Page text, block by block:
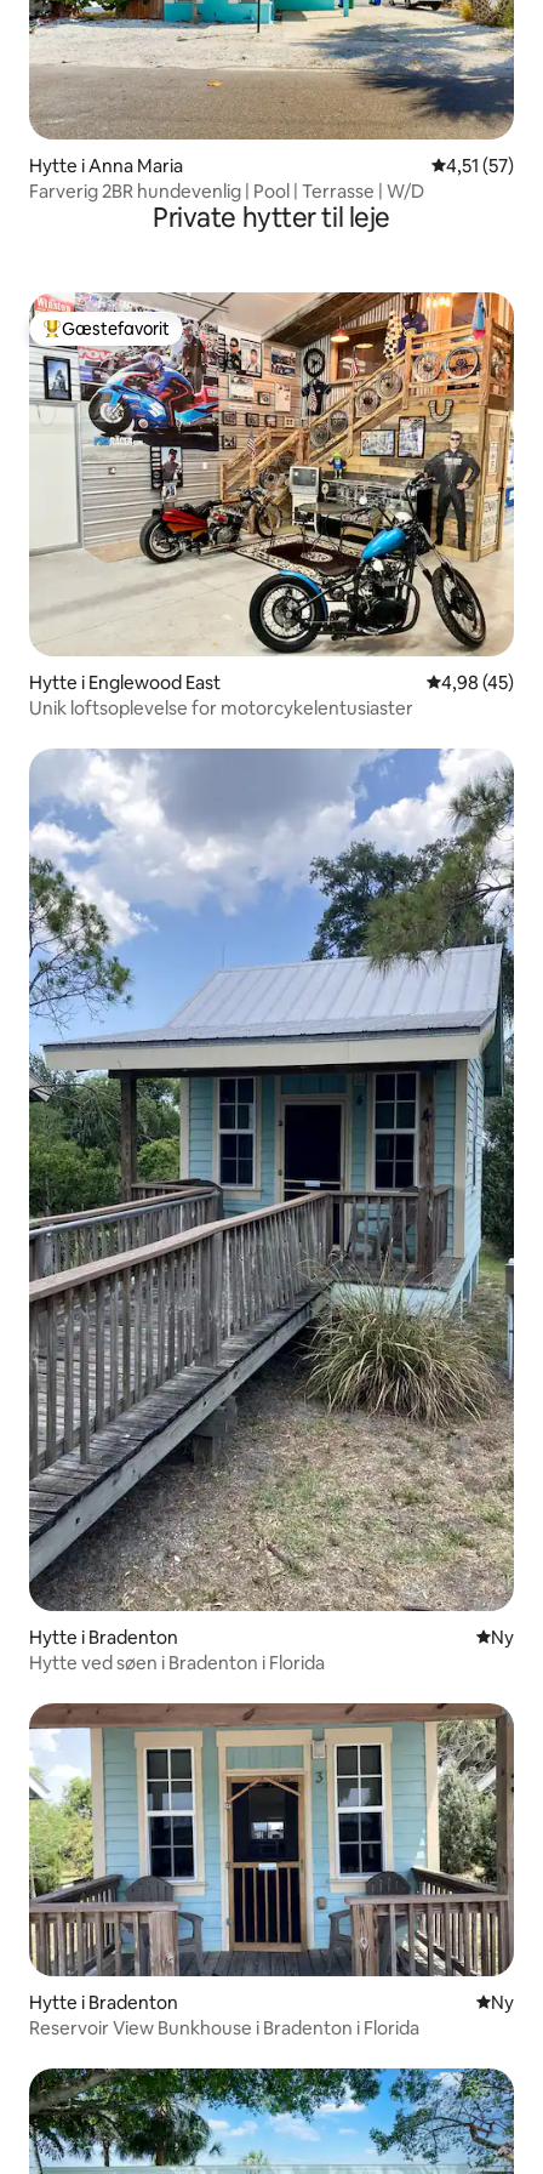
Hytte i Anna Maria 4,51 ud af 5
4,51 (57)
Farverig 2BR hundevenlig | Pool | Terrasse | W/D
Private hytter til leje
Bedste gæstefavorit
Gæstefavorit
Hytte i Englewood East 4,98 ud af 5 i
4,98 (45)
Unik loftsoplevelse for motorcykelentusiaster
Hytte i Bradenton Nyt
Ny
Hytte ved søen i Bradenton i Florida
Hytte i Bradenton Nyt
Ny
Reservoir View Bunkhouse i Bradenton i Florida